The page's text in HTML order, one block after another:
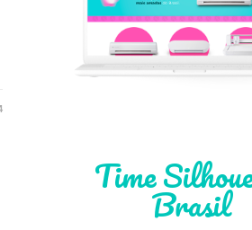
Time
Brasil
Léia Pastori
Thiara Ney